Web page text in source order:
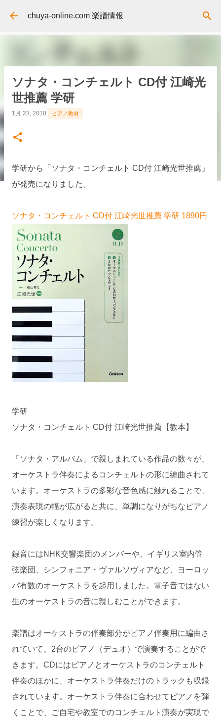
スキップしてメイン コンテンツに移動
chuya-online.com 楽譜情報
ソナタ・コンチェルト CD付 江崎光
世推薦 学研
1月 23, 2010 ピアノ教材
学研から「ソナタ・コンチェルト CD付 江崎光世推薦」
が発売になりました。
ソナタ・コンチェルト CD付 江崎光世推薦 学研 1890円
学研
ソナタ・コンチェルト CD付 江崎光世推薦【教本】
「ソナタ・アルバム」で親しまれている作品の数々が、
オーケストラ伴奏によるコンチェルトの形に編曲されて
います。オーケストラの多彩な音色感に触れることで、
演奏表現の幅が広がると共に、単調になりがちなピアノ
練習が楽しくなります。
録音にはNHK交響楽団のメンバーや、イギリス室内管
弦楽団、シンフォニア・ヴァルソヴィアなど、ヨーロッ
パ有数のオーケストラを起用しました。電子音ではない
生のオーケストラの音に親しむことができます。
楽譜はオーケストラの伴奏部分がピアノ伴奏用に編曲さ
れていて、2台のピアノ（デュオ）で演奏することがで
きます。CDにはピアノとオーケストラのコンチェルト
伴奏のほかに、オーケストラ伴奏だけのトラックも収録
されています。オーケストラ伴奏に合わせてピアノを弾
くことで、ご自宅や教室でのコンチェルト演奏が実現で